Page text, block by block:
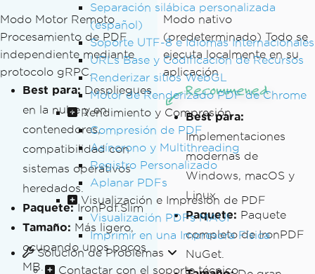
Separación silábica personalizada
(español)
Soporte UTF-8 e Idiomas Internacionales
URLs Base y Codificación de Recursos
Renderizar sitios WebGL
Motor de Renderizado PDF de Chrome
Rendimiento y Compresión
Compresión de PDF
Asíncrono y Multithreading
Registro Personalizado
Aplanar PDFs
Visualización e Impresión de PDF
Visualización PDFs MAUI
Imprimir en una Impresora Física
Solución de Problemas
Contactar con el soporte técnico
Modo Motor Remoto
Procesamiento de PDF
independiente mediante
protocolo gRPC.
Best para: Despliegues
en la nube y en
contenedores,
compatibilidad con
sistemas operativos
heredados.
Paquete:IronPdf.Slim
Tamaño: Más ligero,
ocupando unos pocos
MB.
Modo nativo
(predeterminado) Todo se
ejecuta localmente en su
aplicación
Best para:
Implementaciones
modernas de
Windows, macOS y
Linux.
Paquete: Paquete
completo de IronPDF
NuGet.